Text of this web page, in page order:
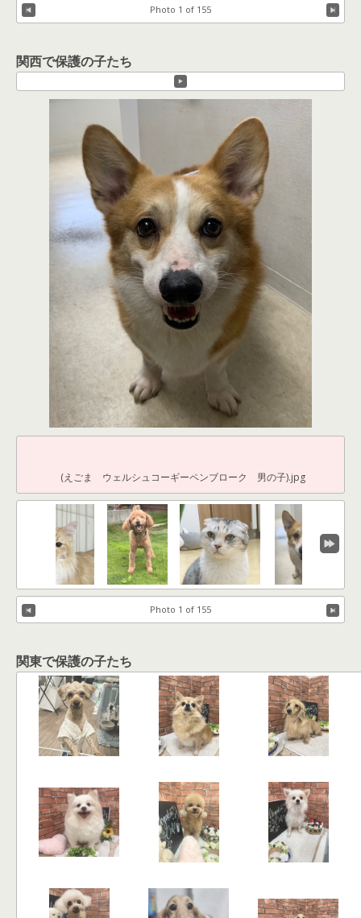
Photo 1 of 155
関西で保護の子たち
(えごま ウェルシュコーギーペンブローク 男の子).jpg
Photo 1 of 155
関東で保護の子たち